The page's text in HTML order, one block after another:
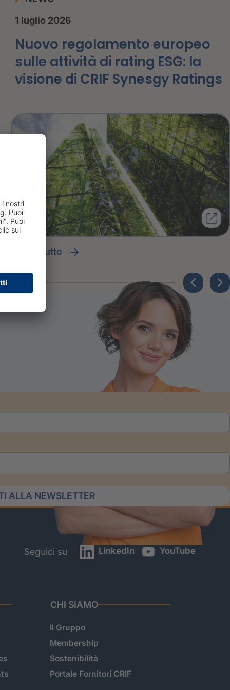
1 luglio 2026
Nuovo regolamento europeo
sulle attività di rating ESG: la
visione di CRIF Synesgy Ratings
leggi tutto
ALLA NEWSLETTER
Seguici su LinkedIn YouTube
CHI SIAMO
Il Gruppo
Membership
Sostenibilità
Portale Fornitori CRIF